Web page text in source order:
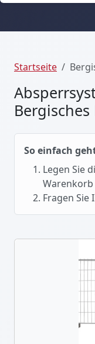
Startseite
Bergisches
So einfach
Legen Sie
Warenkorb
Fragen Sie